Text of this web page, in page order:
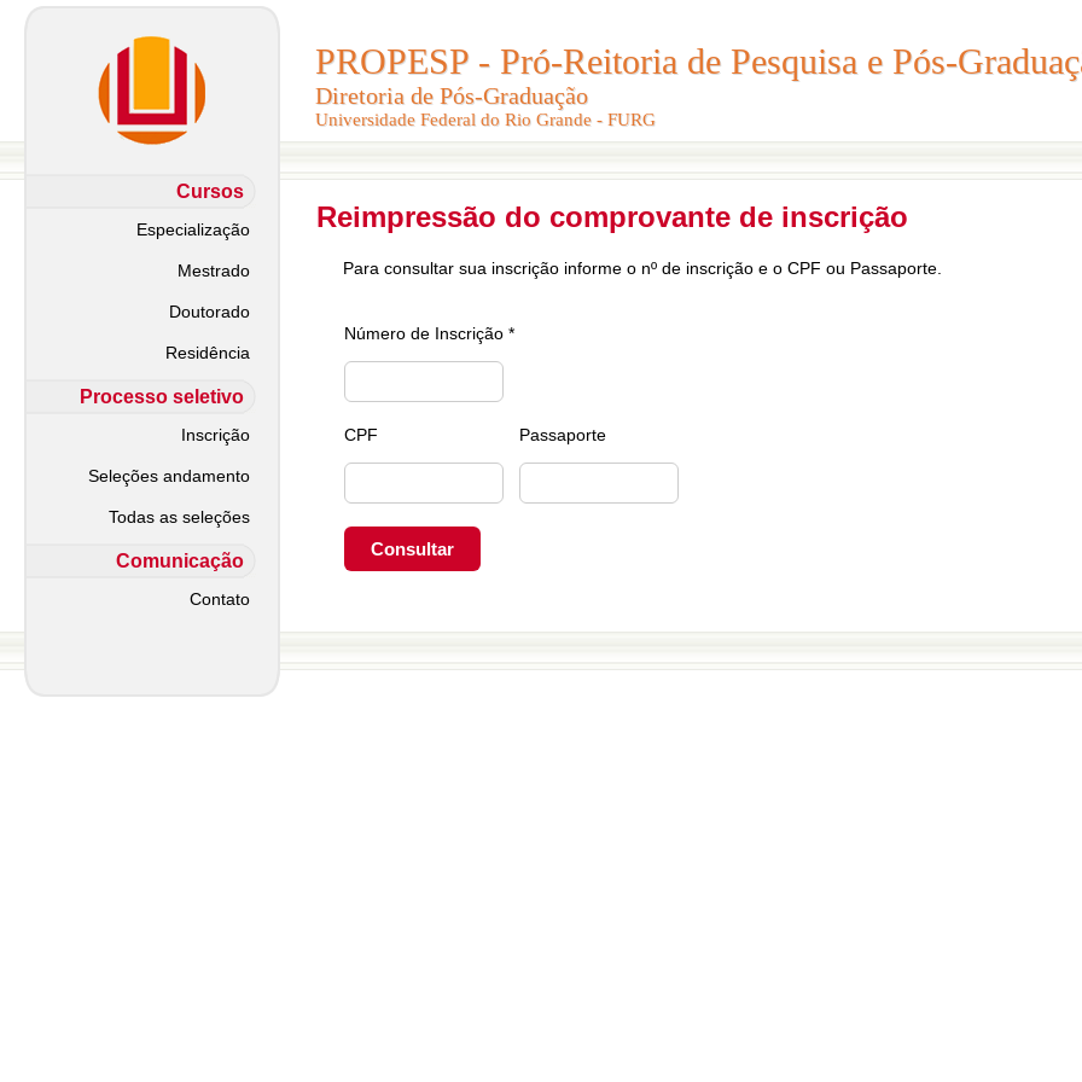
PROPESP - Pró-Reitoria de Pesquisa e Pós-
Diretoria de Pós-Graduação
Universidade Federal do Rio Grande - FURG
PROPESP - Pró-Reitoria de Pesquisa e Pós-
Diretoria de Pós-Graduação
Universidade Federal do Rio Grande - FURG
Cursos
Especialização
Mestrado
Doutorado
Residência
Processo seletivo
Inscrição
Seleções andamento
Todas as seleções
Comunicação
Contato
Reimpressão do comprovante de inscrição
Para consultar sua inscrição informe o nº de inscrição e o CPF ou Passaporte.
Número de Inscrição *
CPF Passaporte